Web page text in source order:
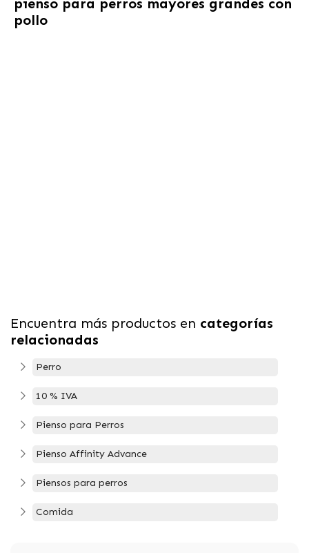
pollo
Encuentra más productos en categorías
relacionadas
Perro
10 % IVA
Pienso para Perros
Pienso Affinity Advance
Piensos para perros
Comida